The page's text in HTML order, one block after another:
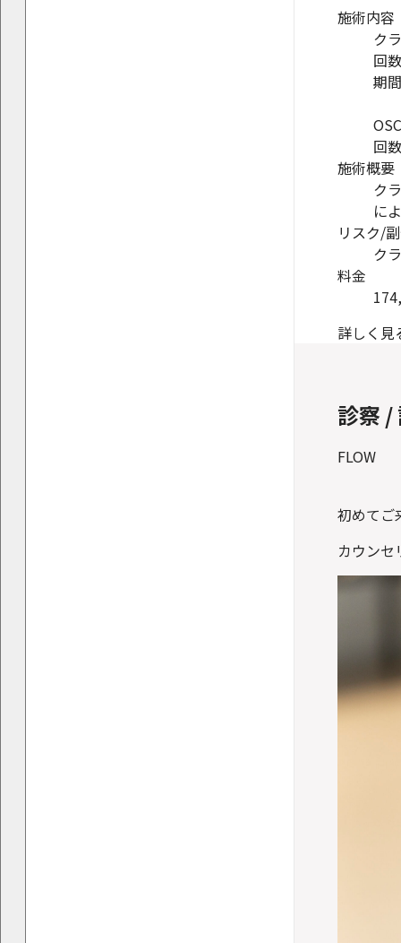
施術内容
ク
回
期
回
施術概要
ク
に
リスク/
ク
料金
詳しく見
診察 /
FLOW
初めてご
カウンセ